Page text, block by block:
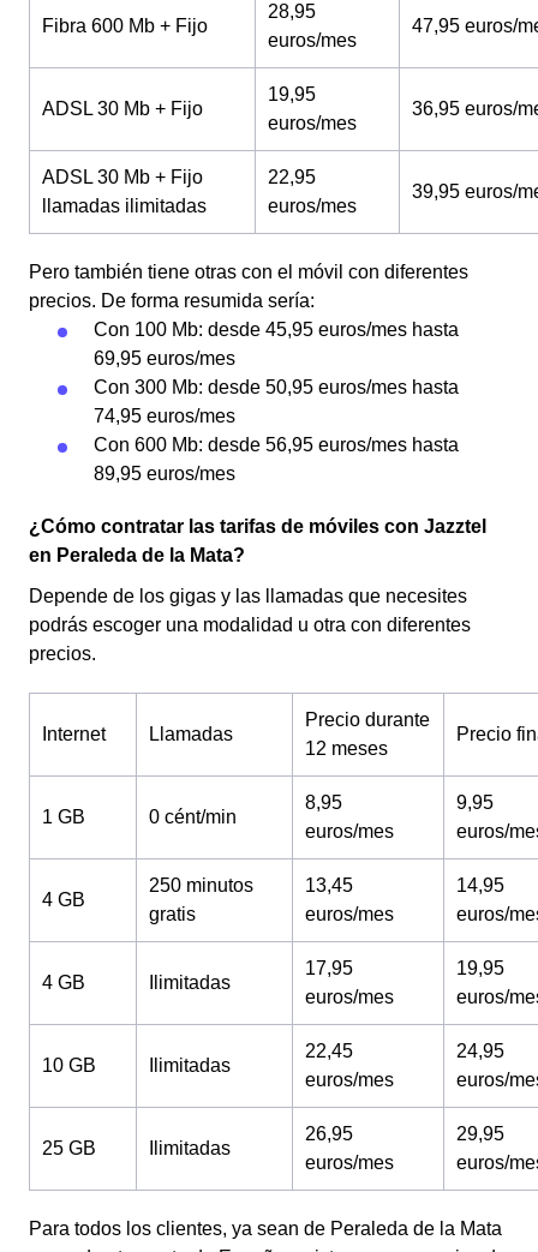
Fibra 600 Mb + Fijo
28,95
euros/mes
47,95 euros/
ADSL 30 Mb + Fijo
19,95
euros/mes
36,95 euros/
ADSL 30 Mb + Fijo
llamadas ilimitadas
22,95
euros/mes
39,95 euros/
Pero también tiene otras con el móvil con diferentes
precios. De forma resumida sería:
Con 100 Mb: desde 45,95 euros/mes hasta
69,95 euros/mes
Con 300 Mb: desde 50,95 euros/mes hasta
74,95 euros/mes
Con 600 Mb: desde 56,95 euros/mes hasta
89,95 euros/mes
¿Cómo contratar las tarifas de móviles con Jazztel
en Peraleda de la Mata?
Depende de los gigas y las llamadas que necesites
podrás escoger una modalidad u otra con diferentes
precios.
Internet Llamadas
Precio durante
12 meses
Precio
1 GB 0 cént/min
8,95
euros/mes
9,95
euros/
4 GB
250 minutos
gratis
13,45
euros/mes
14,95
euros/
4 GB Ilimitadas
17,95
euros/mes
19,95
euros/
10 GB Ilimitadas
22,45
euros/mes
24,95
euros/
25 GB Ilimitadas
26,95
euros/mes
29,95
euros/
Para todos los clientes, ya sean de Peraleda de la Mata